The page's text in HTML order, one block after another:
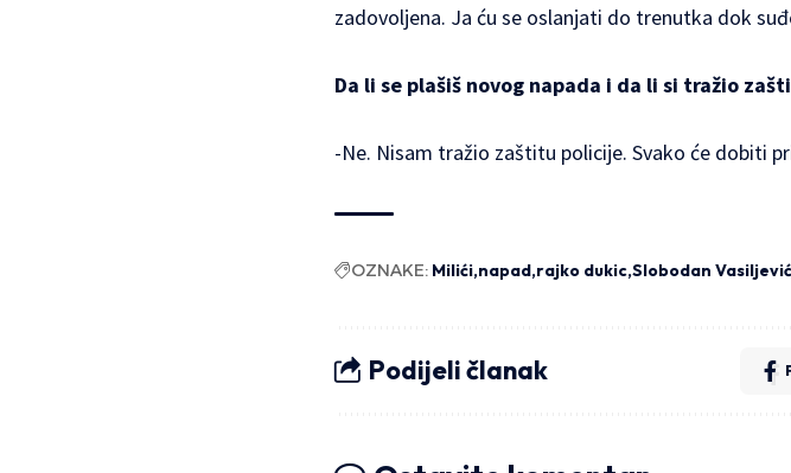
zadovoljena. Ja ću se oslanjati do trenutka dok
Da li se plašiš novog napada i da li si tražio
-Ne. Nisam tražio zaštitu policije. Svako će dobiti
OZNAKE: Milići napad rajko dukic Slobodan Vasiljević
Podijeli članak